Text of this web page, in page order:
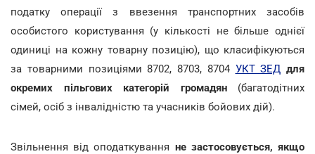
податку операції з ввезення транспортних засобів
особистого користування (у кількості не більше однієї
одиниці на кожну товарну позицію), що класифікуються
за товарними позиціями 8702, 8703, 8704 УКТ ЗЕД для
окремих пільгових категорій громадян(багатодітних
сімей, осіб з інвалідністю та учасників бойових дій).
Звільнення від оподаткування не застосовується, якщо